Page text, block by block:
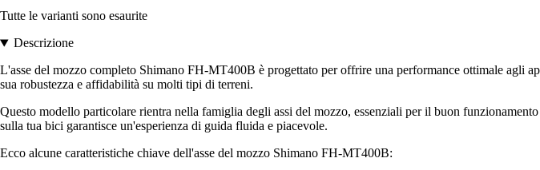
Tutte le varianti sono esaurite
Descrizione
L'asse del mozzo completo Shimano FH-MT400B è progettato per offrire una performance ottimale agli
sua robustezza e affidabilità su molti tipi di terreni.
Questo modello particolare rientra nella famiglia degli assi del mozzo, essenziali per il buon
sulla tua bici garantisce un'esperienza di guida fluida e piacevole.
Ecco alcune caratteristiche chiave dell'asse del mozzo Shimano FH-MT400B: